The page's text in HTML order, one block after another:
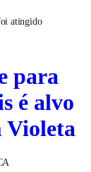
atingido
para
é alvo
Violeta